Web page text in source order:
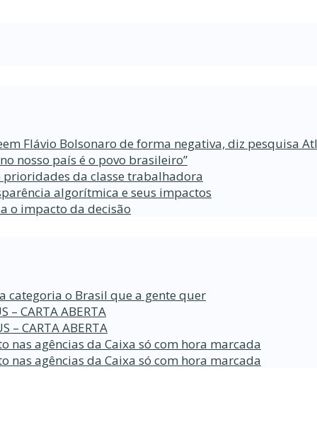
Flávio Bolsonaro de forma negativa, diz pesquisa
nosso país é o povo brasileiro”
prioridades da classe trabalhadora
algorítmica e seus impactos
o impacto da decisão
categoria o Brasil que a gente quer
– CARTA ABERTA
– CARTA ABERTA
nas agências da Caixa só com hora marcada
nas agências da Caixa só com hora marcada